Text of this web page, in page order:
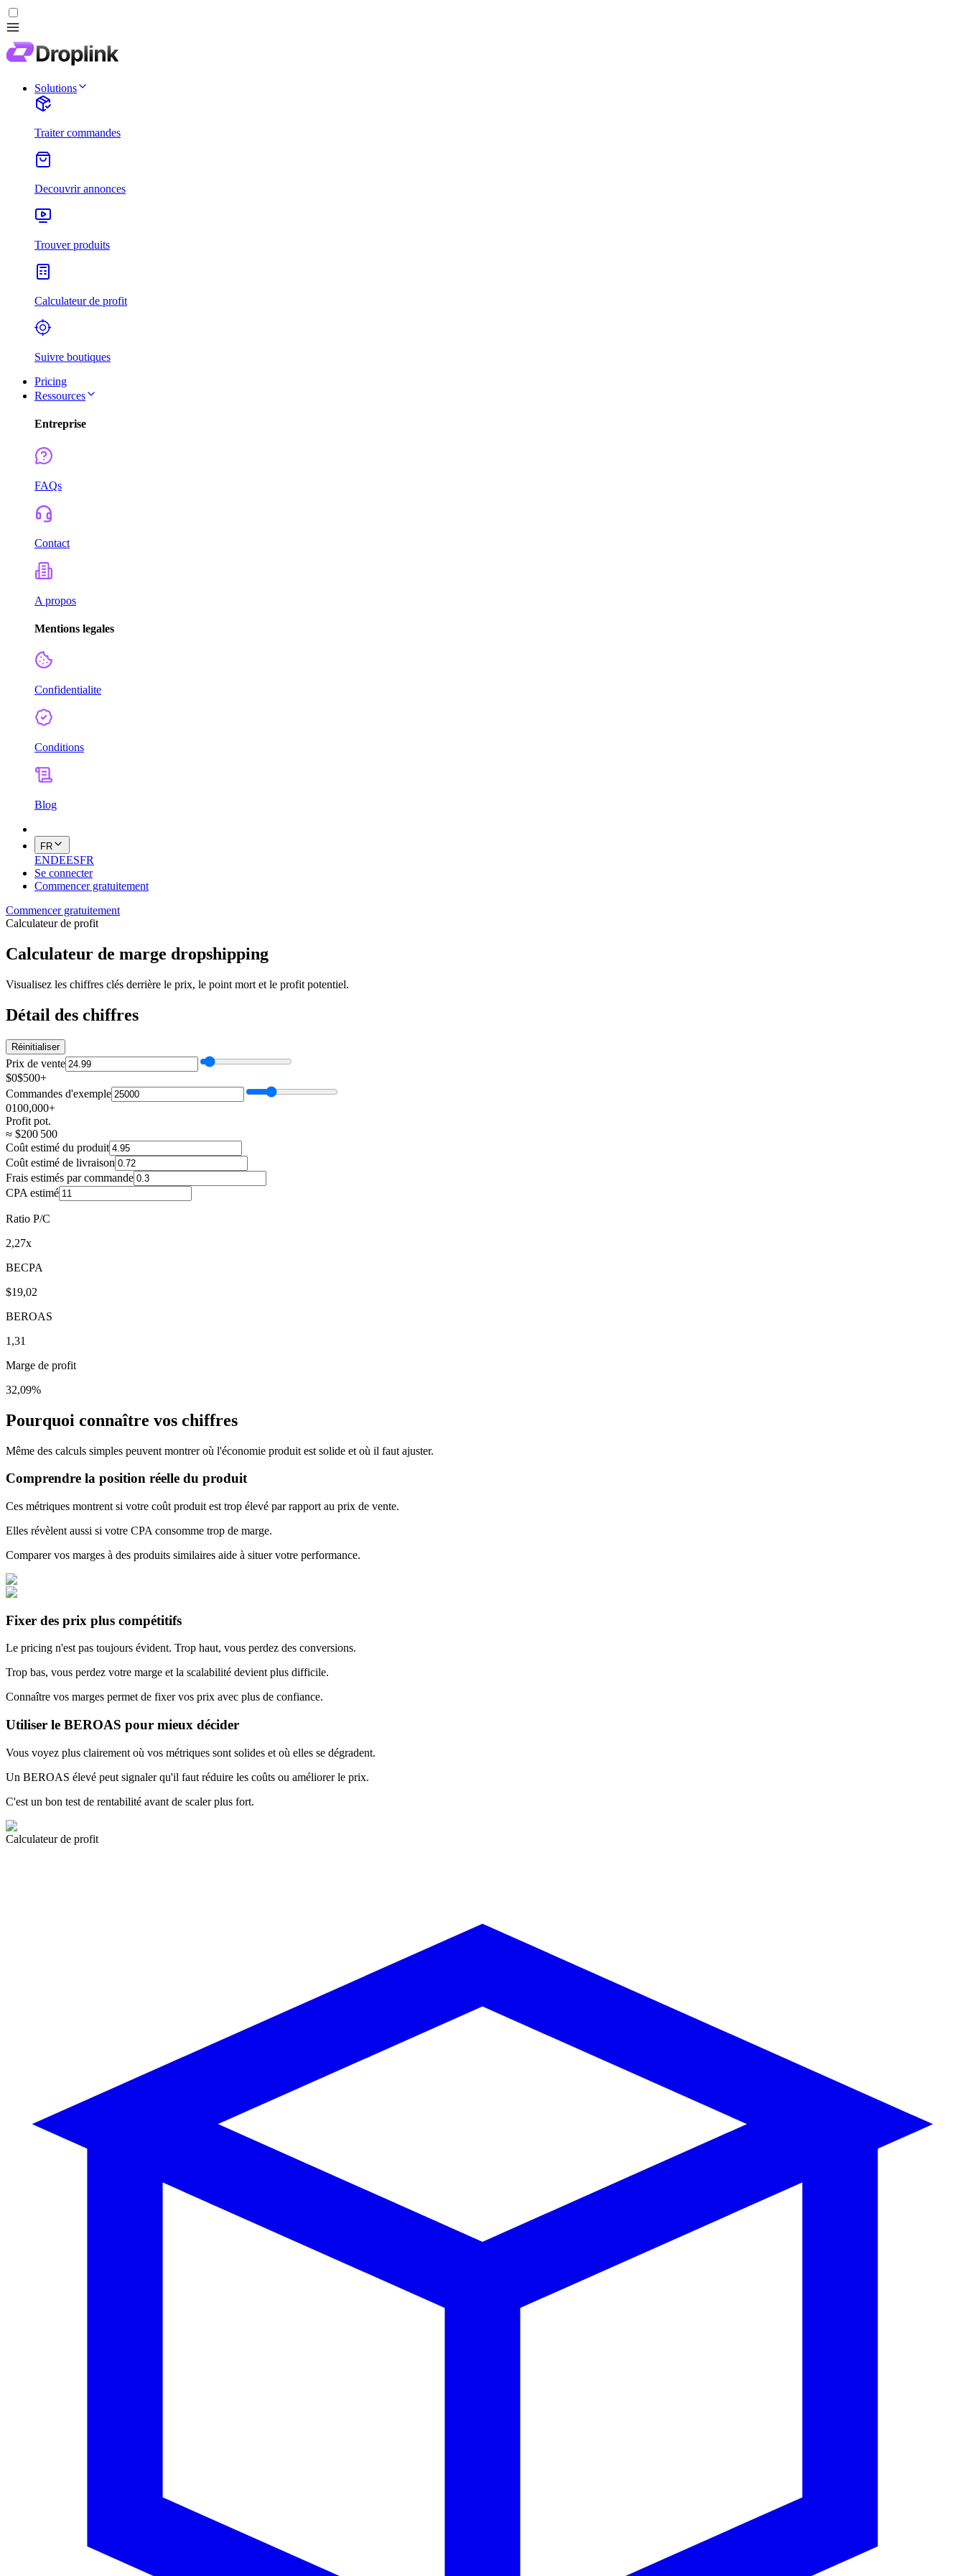
Solutions
Traiter commandes
Decouvrir annonces
Trouver produits
Calculateur de profit
Suivre boutiques
Pricing
Ressources
Entreprise
FAQs
Contact
A propos
Mentions legales
Confidentialite
Conditions
Blog
FR
ENDEESFR
Se connecter
Commencer gratuitement
Commencer gratuitement
Calculateur de profit
Calculateur de marge dropshipping
Visualisez les chiffres clés derrière le prix, le point mort et le profit potentiel.
Détail des chiffres
Réinitialiser
Prix de vente
$0$500+
Commandes d'exemple
0100,000+
Profit pot.
≈ $200 500
Coût estimé du produit
Coût estimé de livraison
Frais estimés par commande
CPA estimé
Ratio P/C
2,27x
BECPA
$19,02
BEROAS
1,31
Marge de profit
32,09%
Pourquoi connaître vos chiffres
Même des calculs simples peuvent montrer où l'économie produit est solide et où il faut ajuster.
Comprendre la position réelle du produit
Ces métriques montrent si votre coût produit est trop élevé par rapport au prix de vente.
Elles révèlent aussi si votre CPA consomme trop de marge.
Comparer vos marges à des produits similaires aide à situer votre performance.
Fixer des prix plus compétitifs
Le pricing n'est pas toujours évident. Trop haut, vous perdez des conversions.
Trop bas, vous perdez votre marge et la scalabilité devient plus difficile.
Connaître vos marges permet de fixer vos prix avec plus de confiance.
Utiliser le BEROAS pour mieux décider
Vous voyez plus clairement où vos métriques sont solides et où elles se dégradent.
Un BEROAS élevé peut signaler qu'il faut réduire les coûts ou améliorer le prix.
C'est un bon test de rentabilité avant de scaler plus fort.
Calculateur de profit